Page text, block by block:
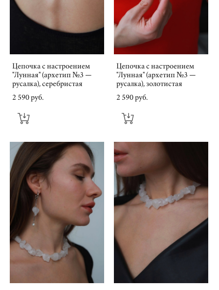
Цепочка с настроением
"Лунная" (архетип №3 —
русалка), серебристая
2 590 pуб.
Цепочка с настроением
"Лунная" (архетип №3 —
русалка), золотистая
2 590 pуб.